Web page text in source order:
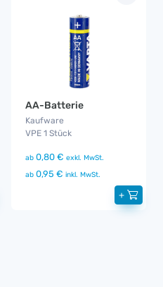
AA-Batterie
Kaufware
VPE 1 Stück
ab 0,80 € exkl. MwSt.
ab 0,95 € inkl. MwSt.
+